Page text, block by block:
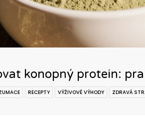
konopný protein:
RECEPTY VÝŽIVOVÉ VÝHODY ZDRAVÁ